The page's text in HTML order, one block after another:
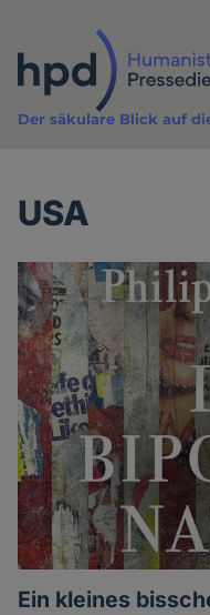
Inhalt
Der säkulare Blick auf
USA
Ein kleines